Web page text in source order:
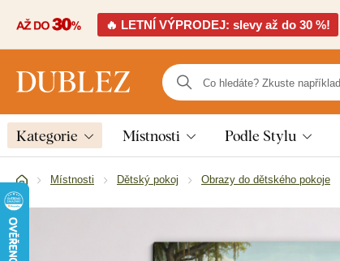
🔥 LETNÍ VÝPRODEJ: slevy až do 30 %!
Kategorie Místnosti Podle Stylu
Místnosti Dětský pokoj Obrazy do dětského pokoje